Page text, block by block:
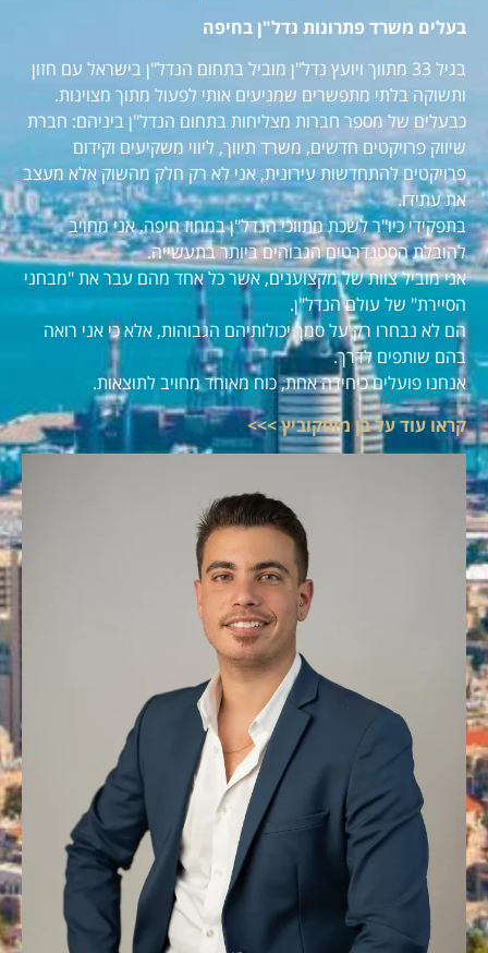
בעלים משרד פתרונות נדל"ן בחיפה
בגיל 33 מתווך ויועץ נדל"ן מוביל בתחום הנדל"ן בישראל עם חזון
ותשוקה בלתי מתפשרים שמניעים אותי לפעול מתוך מצוינות.
כבעלים של מספר חברות מצליחות בתחום הנדל"ן ביניהם: חברת
שיווק פרויקטים חדשים, משרד תיווך, ליווי משקיעים וקידום
פרויקטים להתחדשות עירונית, אני לא רק חלק מהשוק אלא מעצב
את עתידו.
בתפקידי כיו"ר לשכת מתווכי הנדל"ן במחוז חיפה, אני מחויב
להובלת הסטנדרטים הגבוהים ביותר בתעשייה.
אני מוביל צוות של מקצוענים, אשר כל אחד מהם עבר את "מבחני
הסיירת" של עולם הנדל"ן.
הם לא נבחרו רק על סמך יכולותיהם הגבוהות, אלא כי אני רואה
בהם שותפים לדרך.
אנחנו פועלים כיחידה אחת, כוח מאוחד מחויב לתוצאות.
קראו עוד על בן מוסקוביץ >>>